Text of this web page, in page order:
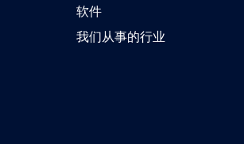
软件
我们从事的行业